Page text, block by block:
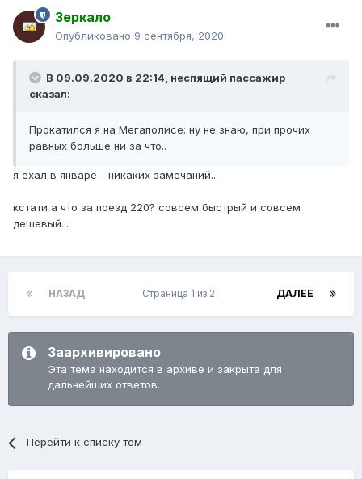
Зеркало
Опубликовано 9 сентября, 2020
В 09.09.2020 в 22:14, неспящий пассажир
сказал:
Прокатился я на Мегаполисе: ну не знаю, при прочих
равных больше ни за что..
я ехал в январе - никаких замечаний...
кстати а что за поезд 220? совсем быстрый и совсем
дешевый...
НАЗАД ДАЛЕЕ
Страница 1 из 2
Заархивировано
Эта тема находится в архиве и закрыта для
дальнейших ответов.
Перейти к списку тем